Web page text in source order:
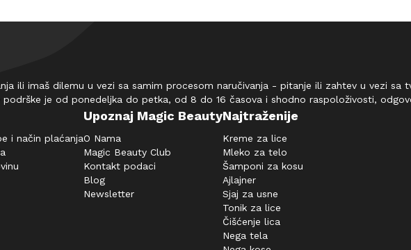
ili imaš dilemu u vezi sa samim procesom naručivanja - pitanje ili zahtev u vezi
podrške je od ponedeljka do petka, od 8 do 16 časova i shodno raspoloživosti,
i način plaćanja
Upoznaj Magic Beauty
O Nama
Magic Beauty Club
Kontakt podaci
Blog
Newsletter
Najtraženije
Kreme za lice
Mleko za telo
Šamponi za kosu
Ajlajner
Sjaj za usne
Tonik za lice
Čišćenje lica
Nega tela